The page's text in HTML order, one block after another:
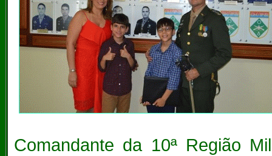
Comandante da 10ª Região